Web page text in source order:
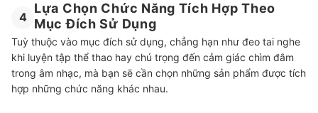
4
Lựa Chọn Chức Năng Tích Hợp Theo
Mục Đích Sử Dụng
Tuỳ thuộc vào mục đích sử dụng, chẳng hạn như đeo tai nghe
khi luyện tập thể thao hay chú trọng đến cảm giác chìm đắm
trong âm nhạc, mà bạn sẽ cần chọn những sản phẩm được tích
hợp những chức năng khác nhau.